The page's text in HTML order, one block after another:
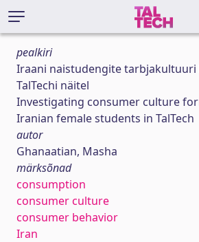
pealkiri
Iraani naistudengite
TalTechi näitel
Investigating consumer culture
Iranian female students in TalTech
autor
Ghanaatian, Masha
märksõnad
consumption
consumer culture
consumer behavior
Iran